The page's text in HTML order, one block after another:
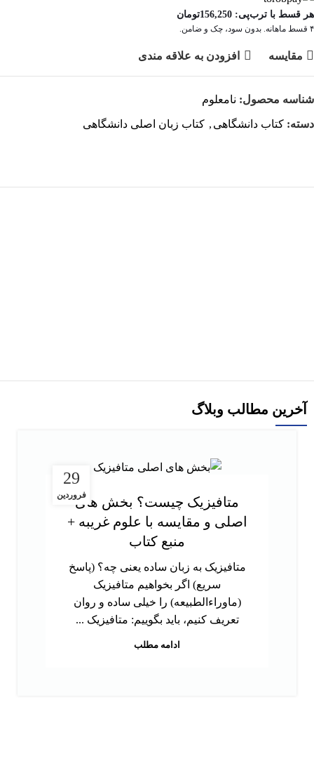
هر قسط با ترب‌پی: 156,250تومان
۴ قسط ماهانه. بدون سود، چک و ضامن.
مقايسه افزودن به علاقه مندی
شناسه محصول: نامعلوم
دسته: کتاب دانشگاهی , کتاب زبان اصلی دانشگاهی
آخرین مطالب وبلاگ
29
فروردینمتافیزیک چیست؟ بخش های
اصلی و مقایسه با علوم غریبه +
منبع کتاب
متافیزیک به زبان ساده یعنی چه؟ (پاسخ
سریع) اگر بخواهیم متافیزیک
(ماوراءالطبیعه) را خیلی ساده و روان
تعریف کنیم، باید بگوییم: متافیزیک ...
ادامه مطلب